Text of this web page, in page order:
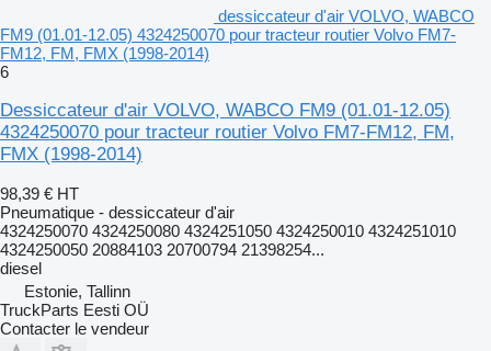
dessiccateur d'air VOLVO, WABCO
FM9 (01.01-12.05) 4324250070 pour tracteur routier Volvo FM7-
FM12, FM, FMX (1998-2014)
6
Dessiccateur d'air VOLVO, WABCO FM9 (01.01-12.05)
4324250070 pour tracteur routier Volvo FM7-FM12, FM,
FMX (1998-2014)
98,39 € HT
Pneumatique - dessiccateur d'air
4324250070 4324250080 4324251050 4324250010 4324251010
4324250050 20884103 20700794 21398254...
diesel
Estonie, Tallinn
TruckParts Eesti OÜ
Contacter le vendeur